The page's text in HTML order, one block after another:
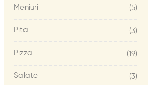
Meniuri (5)
Pita (3)
Pizza (19)
Salate (3)